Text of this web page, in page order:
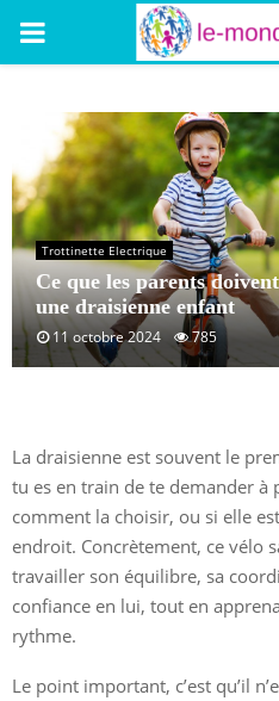
PRIMARY
Trottinette Electrique
Ce que les parents
une draisienne enfant
11 octobre 2024 785
La draisienne est souvent le
tu es en train de te demander à
comment la choisir, ou si elle
endroit. Concrètement, ce vélo
travailler son équilibre, sa
confiance en lui, tout en
rythme.
Le point important, c’est qu’il